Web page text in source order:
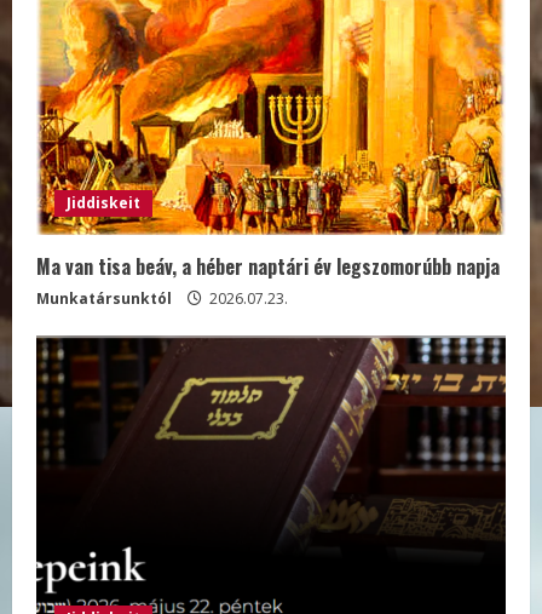
Jiddiskeit
Ma van tisa beáv, a héber naptári év legszomorúbb napja
Munkatársunktól 2026.07.23.